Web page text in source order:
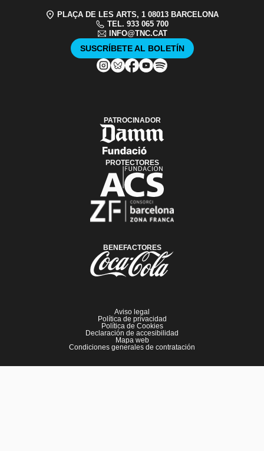
PLAÇA DE LES ARTS, 1 08013 BARCELONA
TEL. 933 065 700
INFO@TNC.CAT
SUSCRÍBETE AL BOLETÍN
PATROCINADOR
PROTECTORES
BENEFACTORES
Aviso legal
Política de privacidad
Política de Cookies
Declaración de accesibilidad
Mapa web
Condiciones generales de contratación